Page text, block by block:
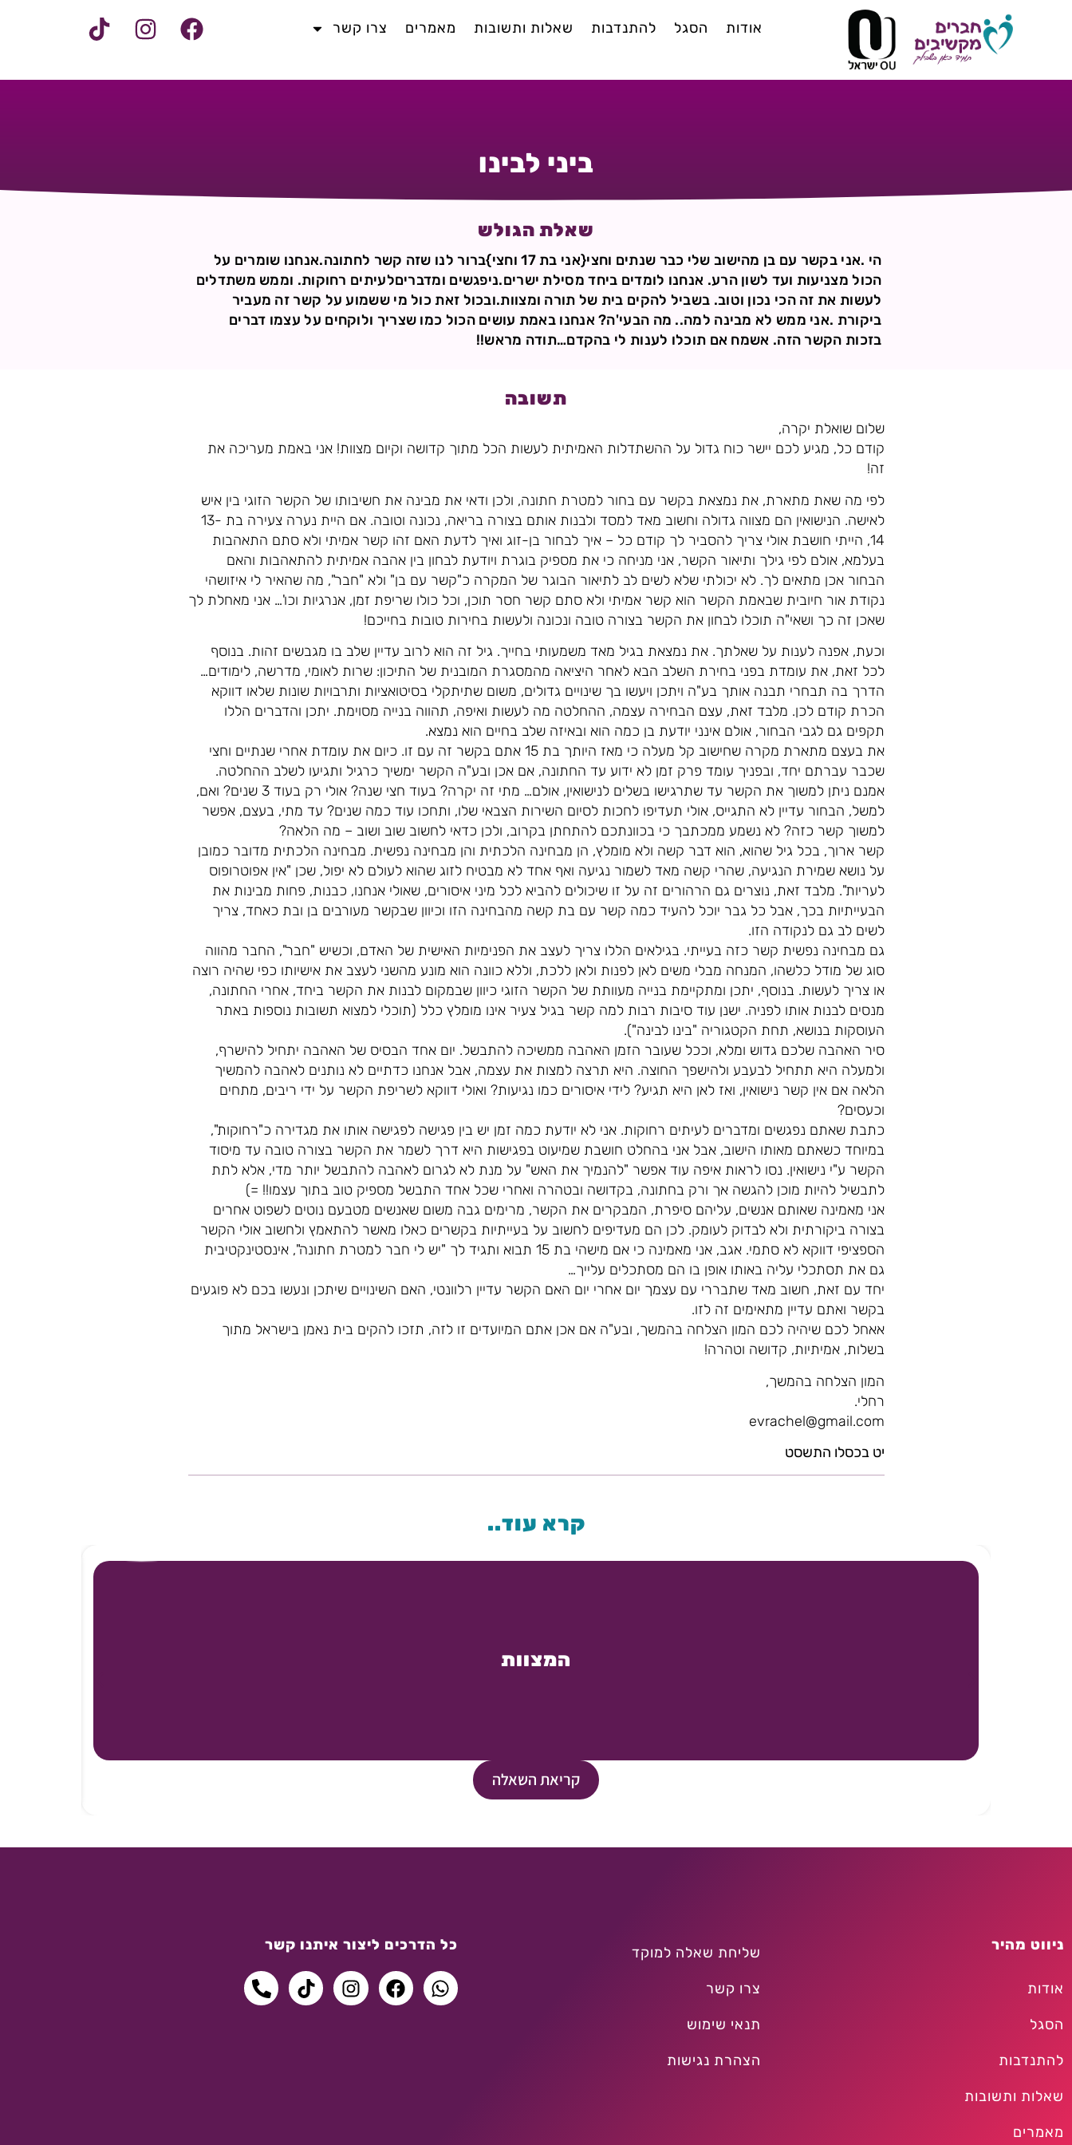
אודות הסגל להתנדבות שאלות ותשובות מאמרים צרו קשר
ביני לבינו
שאלת הגולש
הי .אני בקשר עם בן מהישוב שלי כבר שנתים וחצי{אני בת 17 וחצי}ברור לנו שזה קשר לחתונה.אנחנו שומרים על
הכול מצניעות ועד לשון הרע. אנחנו לומדים ביחד מסילת ישרים.ניפגשים ומדבריםלעיתים רחוקות. וממש משתדלים
לעשות את זה הכי נכון וטוב. בשביל להקים בית של תורה ומצוות.ובכול זאת כול מי ששמוע על קשר זה מעביר
ביקורת .אני ממש לא מבינה למה.. מה הבעי'ה? אנחנו באמת עושים הכול כמו שצריך ולוקחים על עצמו דברים
בזכות הקשר הזה. אשמח אם תוכלו לענות לי בהקדם…תודה מראש!!
תשובה
שלום שואלת יקרה,
קודם כל, מגיע לכם יישר כוח גדול על ההשתדלות האמיתית לעשות הכל מתוך קדושה וקיום מצוות! אני באמת מעריכה את
זה!
לפי מה שאת מתארת, את נמצאת בקשר עם בחור למטרת חתונה, ולכן ודאי את מבינה את חשיבותו של הקשר הזוגי בין איש
לאישה. הנישואין הם מצווה גדולה וחשוב מאד למסד ולבנות אותם בצורה בריאה, נכונה וטובה. אם היית נערה צעירה בת 13-
14, הייתי חושבת אולי צריך להסביר לך קודם כל – איך לבחור בן-זוג ואיך לדעת האם זהו קשר אמיתי ולא סתם התאהבות
בעלמא, אולם לפי גילך ותיאור הקשר, אני מניחה כי את מספיק בוגרת ויודעת לבחון בין אהבה אמיתית להתאהבות והאם
הבחור אכן מתאים לך. לא יכולתי שלא לשים לב לתיאור הבוגר של המקרה כ"קשר עם בן" ולא "חבר", מה שהאיר לי איזושהי
נקודת אור חיובית שבאמת הקשר הוא קשר אמיתי ולא סתם קשר חסר תוכן, וכל כולו שריפת זמן, אנרגיות וכו'… אני מאחלת לך
שאכן זה כך ושאי"ה תוכלו לבחון את הקשר בצורה טובה ונכונה ולעשות בחירות טובות בחייכם!
וכעת, אפנה לענות על שאלתך. את נמצאת בגיל מאד משמעותי בחייך. גיל זה הוא לרוב עדיין שלב בו מגבשים זהות. בנוסף
לכל זאת, את עומדת בפני בחירת השלב הבא לאחר היציאה מהמסגרת המובנית של התיכון: שרות לאומי, מדרשה, לימודים…
הדרך בה תבחרי תבנה אותך בע"ה ויתכן ויעשו בך שינויים גדולים, משום שתיתקלי בסיטואציות ותרבויות שונות שלאו דווקא
הכרת קודם לכן. מלבד זאת, עצם הבחירה עצמה, ההחלטה מה לעשות ואיפה, תהווה בנייה מסוימת. יתכן והדברים הללו
תקפים גם לגבי הבחור, אולם אינני יודעת בן כמה הוא ובאיזה שלב בחיים הוא נמצא.
את בעצם מתארת מקרה שחישוב קל מעלה כי מאז היותך בת 15 אתם בקשר זה עם זו. כיום את עומדת אחרי שנתיים וחצי
שכבר עברתם יחד, ובפניך עומד פרק זמן לא ידוע עד החתונה, אם אכן ובע"ה הקשר ימשיך כרגיל ותגיעו לשלב ההחלטה.
אמנם ניתן למשוך את הקשר עד שתרגישו בשלים לנישואין, אולם… מתי זה יקרה? בעוד חצי שנה? אולי רק בעוד 3 שנים? ואם,
למשל, הבחור עדיין לא התגייס, אולי תעדיפו לחכות לסיום השירות הצבאי שלו, ותחכו עוד כמה שנים? עד מתי, בעצם, אפשר
למשוך קשר כזה? לא נשמע ממכתבך כי בכוונתכם להתחתן בקרוב, ולכן כדאי לחשוב שוב ושוב – מה הלאה?
קשר ארוך, בכל גיל שהוא, הוא דבר קשה ולא מומלץ, הן מבחינה הלכתית והן מבחינה נפשית. מבחינה הלכתית מדובר כמובן
על נושא שמירת הנגיעה, שהרי קשה מאד לשמור נגיעה ואף אחד לא מבטיח לזוג שהוא לעולם לא יפול, שכן "אין אפוטרופוס
לעריות". מלבד זאת, נוצרים גם הרהורים זה על זו שיכולים להביא לכל מיני איסורים, שאולי אנחנו, כבנות, פחות מבינות את
הבעייתיות בכך, אבל כל גבר יוכל להעיד כמה קשר עם בת קשה מהבחינה הזו וכיוון שבקשר מעורבים בן ובת כאחד, צריך
לשים לב גם לנקודה הזו.
גם מבחינה נפשית קשר כזה בעייתי. בגילאים הללו צריך לעצב את הפנימיות האישית של האדם, וכשיש "חבר", החבר מהווה
סוג של מודל כלשהו, המנחה מבלי משים לאן לפנות ולאן ללכת, וללא כוונה הוא מונע מהשני לעצב את אישיותו כפי שהיה רוצה
או צריך לעשות. בנוסף, יתכן ומתקיימת בנייה מעוותת של הקשר הזוגי כיוון שבמקום לבנות את הקשר ביחד, אחרי החתונה,
מנסים לבנות אותו לפניה. ישנן עוד סיבות רבות למה קשר בגיל צעיר אינו מומלץ כלל (תוכלי למצוא תשובות נוספות באתר
העוסקות בנושא, תחת הקטגוריה "בינו לבינה").
סיר האהבה שלכם גדוש ומלא, וככל שעובר הזמן האהבה ממשיכה להתבשל. יום אחד הבסיס של האהבה יתחיל להישרף,
ולמעלה היא תתחיל לבעבע ולהישפך החוצה. היא תרצה למצות את עצמה, אבל אנחנו כדתיים לא נותנים לאהבה להמשיך
הלאה אם אין קשר נישואין, ואז לאן היא תגיע? לידי איסורים כמו נגיעות? ואולי דווקא לשריפת הקשר על ידי ריבים, מתחים
וכעסים?
כתבת שאתם נפגשים ומדברים לעיתים רחוקות. אני לא יודעת כמה זמן יש בין פגישה לפגישה אותו את מגדירה כ"רחוקות",
במיוחד כשאתם מאותו הישוב, אבל אני בהחלט חושבת שמיעוט בפגישות היא דרך לשמר את הקשר בצורה טובה עד מיסוד
הקשר ע"י נישואין. נסו לראות איפה עוד אפשר "להנמיך את האש" על מנת לא לגרום לאהבה להתבשל יותר מדי, אלא לתת
לתבשיל להיות מוכן להגשה אך ורק בחתונה, בקדושה ובטהרה ואחרי שכל אחד התבשל מספיק טוב בתוך עצמו!! =)
אני מאמינה שאותם אנשים, עליהם סיפרת, המבקרים את הקשר, מרימים גבה משום שאנשים מטבעם נוטים לשפוט אחרים
בצורה ביקורתית ולא לבדוק לעומק. לכן הם מעדיפים לחשוב על בעייתיות בקשרים כאלו מאשר להתאמץ ולחשוב אולי הקשר
הספציפי דווקא לא סתמי. אגב, אני מאמינה כי אם מישהי בת 15 תבוא ותגיד לך "יש לי חבר למטרת חתונה", אינסטינקטיבית
גם את תסתכלי עליה באותו אופן בו הם מסתכלים עלייך…
יחד עם זאת, חשוב מאד שתבררי עם עצמך יום אחרי יום האם הקשר עדיין רלוונטי, האם השינויים שיתכן ונעשו בכם לא פוגעים
בקשר ואתם עדיין מתאימים זה לזו.
אאחל לכם שיהיה לכם המון הצלחה בהמשך, ובע"ה אם אכן אתם המיועדים זו לזה, תזכו להקים בית נאמן בישראל מתוך
בשלות, אמיתיות, קדושה וטהרה!
המון הצלחה בהמשך,
רחלי.
evrachel@gmail.com
יט בכסלו התשסט
קרא עוד..
המצוות
קריאת השאלה
ניווט מהיר
אודות
הסגל
להתנדבות
שאלות ותשובות
מאמרים
שליחת שאלה למוקד
צרו קשר
תנאי שימוש
הצהרת נגישות
כל הדרכים ליצור איתנו קשר